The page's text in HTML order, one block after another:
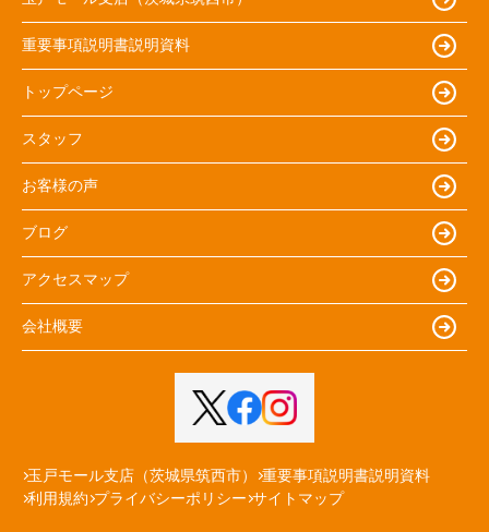
重要事項説明書説明資料
トップページ
スタッフ
お客様の声
ブログ
アクセスマップ
会社概要
玉戸モール支店（茨城県筑西市）
重要事項説明書説明資料
利用規約 プライバシーポリシー サイトマップ